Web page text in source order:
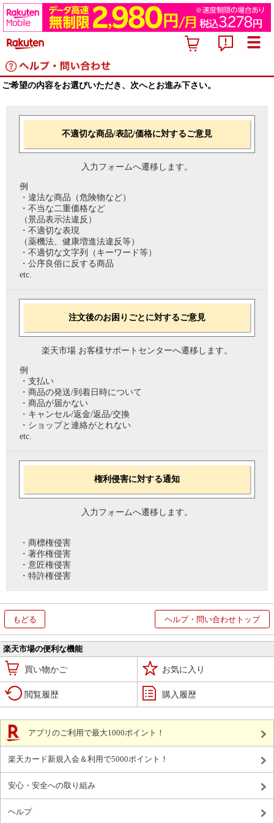
ご希望の内容をお選びいただき、次へとお進み下さい。
不適切な商品/表記/価格に対するご意見
入力フォームへ遷移します。
例
・違法な商品（危険物など）
・不当な二重価格など
（景品表示法違反）
・不適切な表現
（薬機法、健康増進法違反等）
・不適切な文字列（キーワード等）
・公序良俗に反する商品
etc.
注文後のお困りごとに対するご意見
楽天市場 お客様サポートセンターへ遷移します。
例
・支払い
・商品の発送/到着日時について
・商品が届かない
・キャンセル/返金/返品/交換
・ショップと連絡がとれない
etc.
権利侵害に対する通知
入力フォームへ遷移します。
・商標権侵害
・著作権侵害
・意匠権侵害
・特許権侵害
もどる ヘルプ・問い合わせトップ
楽天市場の便利な機能
買い物かご お気に入り
閲覧履歴 購入履歴
アプリのご利用で最大1000ポイント！
楽天カード新規入会＆利用で5000ポイント！
安心・安全への取り組み
ヘルプ